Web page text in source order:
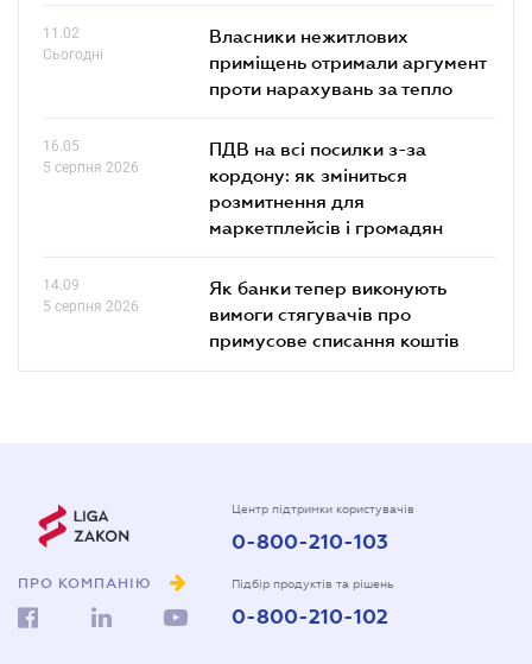
11.02
Сьогодні
Власники нежитлових
приміщень отримали аргумент
проти нарахувань за тепло
16.05
5 серпня 2026
ПДВ на всі посилки з-за
кордону: як зміниться
розмитнення для
маркетплейсів і громадян
14.09
5 серпня 2026
Як банки тепер виконують
вимоги стягувачів про
примусове списання коштів
ПРО КОМПАНІЮ
Центр підтримки користувачів
0-800-210-103
Підбір продуктів та рішень
0-800-210-102